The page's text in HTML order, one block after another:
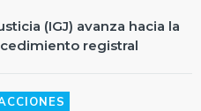
(IGJ) avanza hacia la
registral